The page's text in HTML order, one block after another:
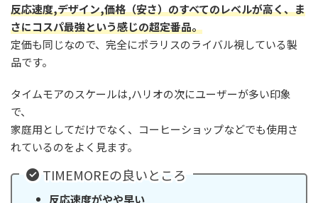
反応速度,デザイン,価格（安さ）のすべてのレベルが高く、ま
さにコスパ最強という感じの超定番品。
定価も同じなので、完全にポラリスのライバル視している製
品です。
タイムモアのスケールは,ハリオの次にユーザーが多い印象
で、
家庭用としてだけでなく、コーヒーショップなどでも使用さ
れているのをよく見ます。
TIMEMOREの良いところ
反応速度がやや早い